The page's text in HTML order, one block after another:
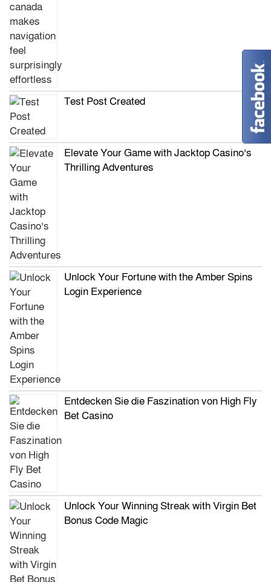
Test Post Created
Elevate Your Game with Jacktop Casino’s
Thrilling Adventures
Unlock Your Fortune with the Amber Spins
Login Experience
Entdecken Sie die Faszination von High Fly
Bet Casino
Unlock Your Winning Streak with Virgin Bet
Bonus Code Magic